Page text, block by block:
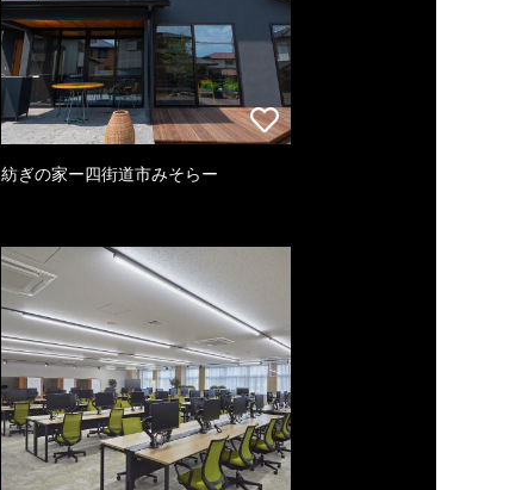
紡ぎの家ー四街道市みそらー